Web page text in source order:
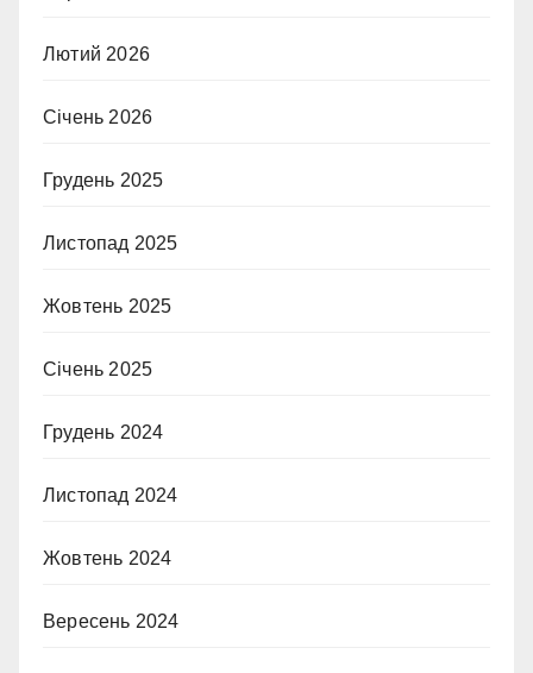
Лютий 2026
Січень 2026
Грудень 2025
Листопад 2025
Жовтень 2025
Січень 2025
Грудень 2024
Листопад 2024
Жовтень 2024
Вересень 2024